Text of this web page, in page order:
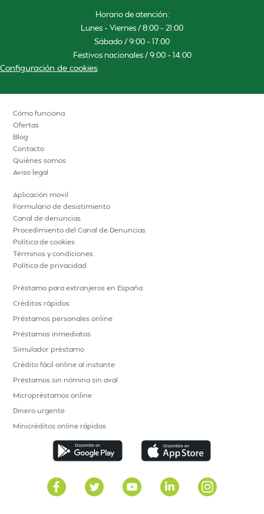
Horario de atención:
Lunes – Viernes / 8:00 – 21:00
Sábado / 9:00 – 17:00
Festivos nacionales / 9:00 – 14:00
Configuración de cookies
Cómo funciona
Ofertas
Blog
Contacto
Quiénes somos
Aviso legal
Aplicación movil
Formulario de desistimiento
Canal de denuncias
Procedimiento del Canal de Denuncias
Política de cookies
Términos y condiciones
Política de privacidad
Préstamo para extranjeros en España
Créditos rápidos
Préstamos personales online
Préstamos inmediatos
Simulador préstamo
Crédito fácil online al instante
Préstamos sin nómina sin aval
Micropréstamos online
Dinero urgente
Minicréditos online rápidos